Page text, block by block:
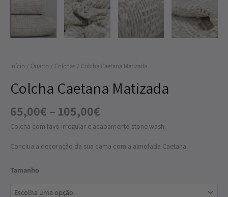
Início / Quarto / Colchas / Colcha Caetana Matizada
Colcha Caetana Matizada
65,00€ – 105,00€
Colcha com favo irregular e acabamento stone wash.
Conclua a decoração da sua cama com a almofada Caetana.
Tamanho